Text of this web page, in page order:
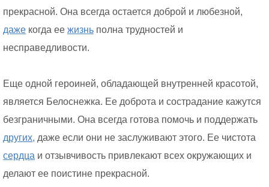
прекрасной. Она всегда остается доброй и любезной,
даже когда ее жизнь полна трудностей и
несправедливости.
Еще одной героиней, обладающей внутренней красотой,
является Белоснежка. Ее доброта и сострадание кажутся
безграничными. Она всегда готова помочь и поддержать
других, даже если они не заслуживают этого. Ее чистота
сердца и отзывчивость привлекают всех окружающих и
делают ее поистине прекрасной.